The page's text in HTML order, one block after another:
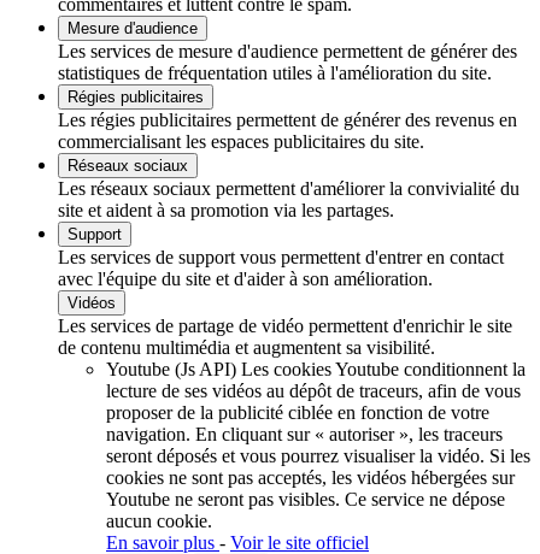
commentaires et luttent contre le spam.
Mesure d'audience
Les services de mesure d'audience permettent de générer des
statistiques de fréquentation utiles à l'amélioration du site.
Régies publicitaires
Les régies publicitaires permettent de générer des revenus en
commercialisant les espaces publicitaires du site.
Réseaux sociaux
Les réseaux sociaux permettent d'améliorer la convivialité du
site et aident à sa promotion via les partages.
Support
Les services de support vous permettent d'entrer en contact
avec l'équipe du site et d'aider à son amélioration.
Vidéos
Les services de partage de vidéo permettent d'enrichir le site
de contenu multimédia et augmentent sa visibilité.
Youtube (Js API) Les cookies Youtube conditionnent la
lecture de ses vidéos au dépôt de traceurs, afin de vous
proposer de la publicité ciblée en fonction de votre
navigation. En cliquant sur « autoriser », les traceurs
seront déposés et vous pourrez visualiser la vidéo. Si les
cookies ne sont pas acceptés, les vidéos hébergées sur
Youtube ne seront pas visibles. Ce service ne dépose
aucun cookie.
En savoir plus - Voir le site officiel